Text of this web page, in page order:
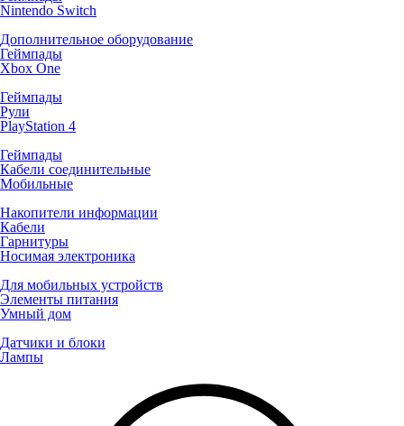
Nintendo Switch
Дополнительное оборудование
Геймпады
Xbox One
Геймпады
Рули
PlayStation 4
Геймпады
Кабели соединительные
Мобильные
Накопители информации
Кабели
Гарнитуры
Носимая электроника
Для мобильных устройств
Элементы питания
Умный дом
Датчики и блоки
Лампы